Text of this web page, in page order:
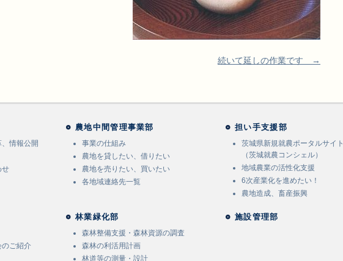
続いて延しの作業です →
情報公開
せ
のご紹介
農地中間管理事業部
事業の仕組み
農地を貸したい、借りたい
農地を売りたい、買いたい
各地域連絡先一覧
林業緑化部
森林整備支援・森林資源の調査
森林の利活用計画
林道等の測量・設計
担い手支援部
茨城県新規就農ポータルサイト
（茨城就農コンシェル）
地域農業の活性化支援
6次産業化を進めたい！
農地造成、畜産振興
施設管理部